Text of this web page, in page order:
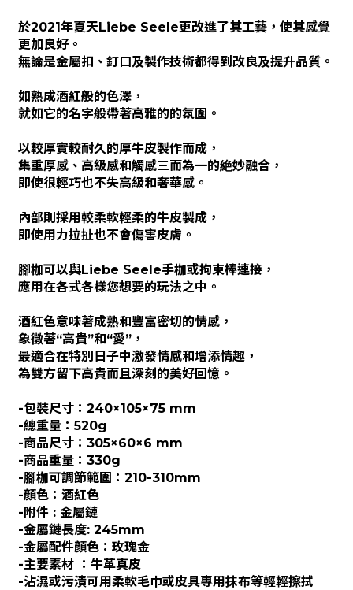
於2021年夏天Liebe Seele更改進了其工藝，使其感覺
更加良好。
無論是金屬扣、釘口及製作技術都得到改良及提升品質。
如熟成酒紅般的色澤，
就如它的名字般帶著高雅的的氛圍。
以較厚實較耐久的厚牛皮製作而成，
集重厚感、高級感和觸感三而為一的絶妙融合，
即使很輕巧也不失高級和奢華感。
內部則採用較柔軟輕柔的牛皮製成，
即使用力拉扯也不會傷害皮膚。
腳枷可以與Liebe Seele手枷或拘束棒連接，
應用在各式各樣您想要的玩法之中。
酒紅色意味著成熟和豐富密切的情感，
象徵著“高貴”和“愛”，
最適合在特別日子中激發情感和增添情趣，
為雙方留下高貴而且深刻的美好回憶。
-包裝尺寸：240×105×75 mm
-總重量：520g
-商品尺寸：305×60×6 mm
-商品重量：330g
-腳枷可調節範圍：210-310mm
-顏色：酒紅色
-附件 : 金屬鏈
-金屬鏈長度: 245mm
-金屬配件顏色：玫瑰金
-主要素材 ：牛革真皮
-沾濕或污漬可用柔軟毛巾或皮具專用抹布等輕輕擦拭